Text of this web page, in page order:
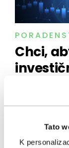
Tato
K
Chci,
investic
Broker Trust
posilu – na